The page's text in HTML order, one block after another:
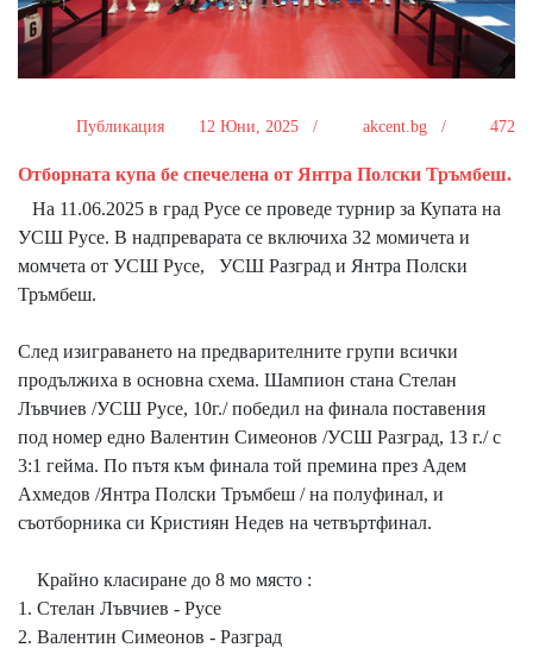
Публикация 12 Юни, 2025 / akcent.bg / 472
Отборната купа бе спечелена от Янтра Полски Тръмбеш.
На 11.06.2025 в град Русе се проведе турнир за Купата на
УСШ Русе. В надпреварата се включиха 32 момичета и
момчета от УСШ Русе, УСШ Разград и Янтра Полски
Тръмбеш.
След изиграването на предварителните групи всички
продължиха в основна схема. Шампион стана Стелан
Лъвчиев /УСШ Русе, 10г./ победил на финала поставения
под номер едно Валентин Симеонов /УСШ Разград, 13 г./ с
3:1 гейма. По пътя към финала той премина през Адем
Ахмедов /Янтра Полски Тръмбеш / на полуфинал, и
съотборника си Кристиян Недев на четвъртфинал.
Крайно класиране до 8 мо място :
1. Стелан Лъвчиев - Русе
2. Валентин Симеонов - Разград